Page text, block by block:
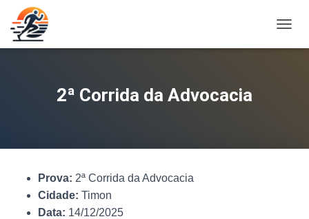
L
2ª Corrida da Advocacia
Prova: 2ª Corrida da Advocacia
Cidade: Timon
Data: 14/12/2025